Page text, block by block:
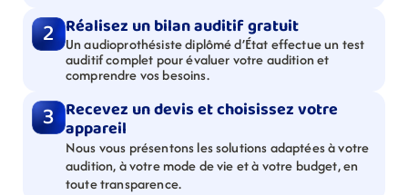
2 Réalisez un bilan auditif gratuit
Un audioprothésiste diplômé d’État effectue un test
auditif complet pour évaluer votre audition et
comprendre vos besoins.
3 Recevez un devis et choisissez votre
appareil
Nous vous présentons les solutions adaptées à votre
audition, à votre mode de vie et à votre budget, en
toute transparence.